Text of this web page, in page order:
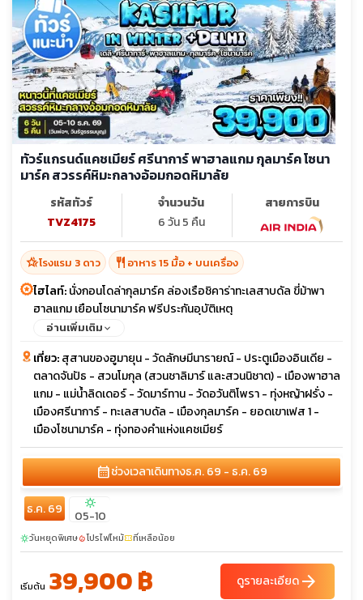
ทัวร์แกรนด์แคชเมียร์ ศรีนาการ์ พาฮาลแกม กุลมาร์ค โซนา
มาร์ค สวรรค์หิมะกลางอ้อมกอดหิมาลัย
รหัสทัวร์
TVZ4175
จำนวนวัน
6 วัน 5 คืน
สายการบิน
hotel_classโรงแรม 3 ดาว restaurant อาหาร 15 มื้อ + บนเครื่อง
ไฮไลท์:นั่งกอนโดล่ากุลมาร์ค ล่องเรือชิคาร่าทะเลสาบดัล ขี่ม้าพา
ฮาลแกม เยือนโซนามาร์ค ฟรีประกันอุบัติเหตุ
อ่านเพิ่มเติม
เที่ยว:สุสานของฮูมายุน - วัดลักษมีนารายณ์ - ประตูเมืองอินเดีย -
ตลาดจันปัธ - สวนโมกุล (สวนชาลิมาร์ และสวนนิชาต) - เมืองพาฮาล
แกม - แม่น้ำลิดเดอร์ - วัดมาร์ทาน - วัดอวันติโพรา - ทุ่งหญ้าฝรั่ง -
เมืองศรีนาการ์ - ทะเลสาบดัล - เมืองกุลมาร์ค - ยอดเขาเฟส 1 -
เมืองโซนามาร์ค - ทุ่งทองคำแห่งแคชเมียร์
calendar_monthช่วงเวลาเดินทางธ.ค. 69 - ธ.ค. 69
ธ.ค. 69 sunny
05-10
sunnyวันหยุดพิเศษlocal_fire_departmentโปรไฟไหม้confirmation_numberที่เหลือน้อย
เริ่มต้น 39,900 ฿ ดูรายละเอียดarrow_forward